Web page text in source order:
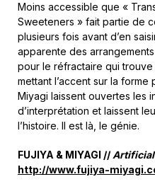
Moins accessible que «
Sweeteners » fait partie de
plusieurs fois avant d’en
apparente des
pour le réfractaire qui
mettant l’accent sur la
Miyagi laissent ouvertes les
d’interprétation et laissent
l’histoire. Il est là, le génie.
FUJIYA & MIYAGI // Artificial
http://www.fujiya-